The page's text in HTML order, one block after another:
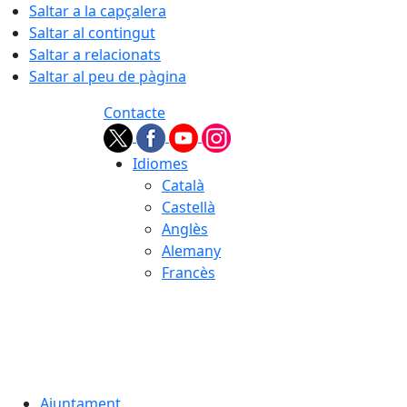
Saltar a la capçalera
Saltar al contingut
Saltar a relacionats
Saltar al peu de pàgina
Contacte
Idiomes
Català
Castellà
Anglès
Alemany
Francès